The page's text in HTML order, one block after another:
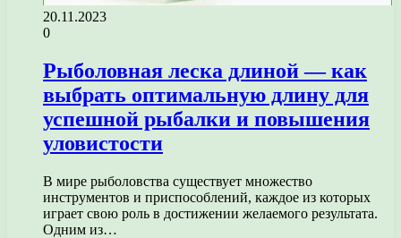
20.11.2023
0
Рыболовная леска длиной — как
выбрать оптимальную длину для
успешной рыбалки и повышения
уловистости
В мире рыболовства существует множество
инструментов и приспособлений, каждое из которых
играет свою роль в достижении желаемого результата.
Одним из…